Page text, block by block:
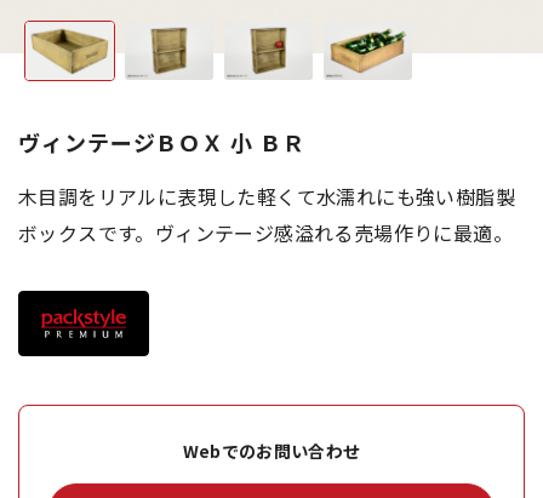
ヴィンテージＢＯＸ 小 ＢＲ
木目調をリアルに表現した軽くて水濡れにも強い樹脂製
ボックスです。ヴィンテージ感溢れる売場作りに最適。
Webでのお問い合わせ